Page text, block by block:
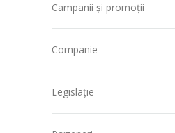
Campanii și promoții
Companie
Legislație